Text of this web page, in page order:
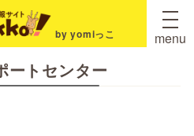
by yomiっこ menu
ートセンター